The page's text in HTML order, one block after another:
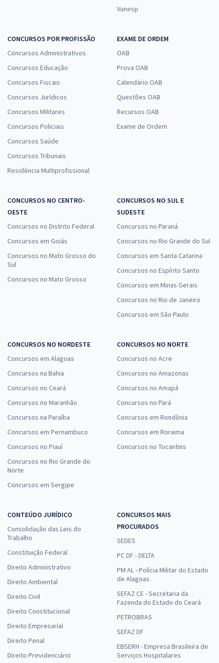
Vunesp
CONCURSOS POR PROFISSÃO
Concursos Administrativos
Concursos Educação
Concursos Fiscais
Concursos Jurídicos
Concursos Militares
Concursos Policiais
Concursos Saúde
Concursos Tribunais
Residência Multiprofissional
EXAME DE ORDEM
OAB
Prova OAB
Calendário OAB
Questões OAB
Recursos OAB
Exame de Ordem
CONCURSOS NO CENTRO-
OESTE
Concursos no Distrito Federal
Concursos em Goiás
Concursos no Mato Grosso do
Sul
Concursos no Mato Grosso
CONCURSOS NO SUL E
SUDESTE
Concursos no Paraná
Concursos no Rio Grande do Sul
Concursos em Santa Catarina
Concursos no Espírito Santo
Concursos em Minas Gerais
Concursos no Rio de Janeiro
Concursos em São Paulo
CONCURSOS NO NORDESTE
Concursos em Alagoas
Concursos na Bahia
Concursos no Ceará
Concursos no Maranhão
Concursos na Paraíba
Concursos em Pernambuco
Concursos no Piauí
Concursos no Rio Grande do
Norte
Concursos em Sergipe
CONCURSOS NO NORTE
Concursos no Acre
Concursos no Amazonas
Concursos no Amapá
Concursos no Pará
Concursos em Rondônia
Concursos em Roraima
Concursos no Tocantins
CONTEÚDO JURÍDICO
Consolidação das Leis do
Trabalho
Constituição Federal
Direito Administrativo
Direito Ambiental
Direito Civil
Direito Constitucional
Direito Empresarial
Direito Penal
Direito Previdenciário
CONCURSOS MAIS
PROCURADOS
SEDES
PC DF - DELTA
PM AL - Polícia Militar do Estado
de Alagoas
SEFAZ CE - Secretaria da
Fazenda do Estado do Ceará
PETROBRAS
SEFAZ DF
EBSERH - Empresa Brasileira de
Serviços Hospitalares